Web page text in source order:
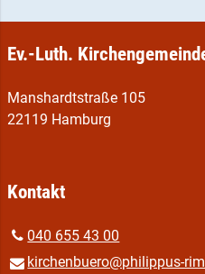
Ev.-Luth.
Manshardtstraße 105
22119 Hamburg
Kontakt
040 655 43 00
kirchenbuero@​philippus-